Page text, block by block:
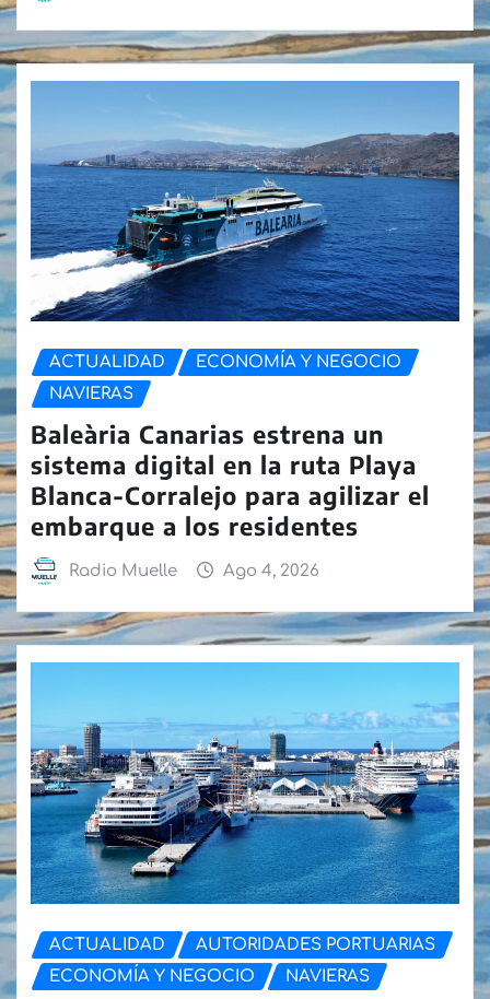
ACTUALIDAD
ECONOMÍA Y NEGOCIO
NAVIERAS
Baleària Canarias estrena un
sistema digital en la ruta Playa
Blanca-Corralejo para agilizar el
embarque a los residentes
Radio Muelle Ago 4, 2026
ACTUALIDAD
AUTORIDADES PORTUARIAS
ECONOMÍA Y NEGOCIO
NAVIERAS